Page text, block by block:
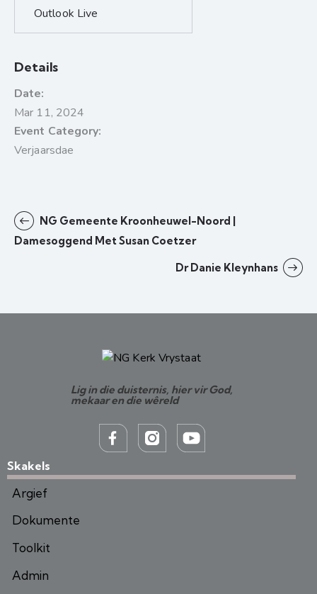
Outlook Live
Details
Date:
Mar 11, 2024
Event Category:
Verjaarsdae
NG Gemeente Kroonheuwel-Noord |
Damesoggend Met Susan Coetzer
Dr Danie Kleynhans
Lig in die duisternis, hier vir God,
mekaar en die wêreld
Skakels
Argief
Dokumente
Toolkit
Admin